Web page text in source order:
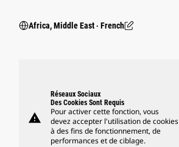
Africa, Middle East ‧ French
warning
Réseaux Sociaux
Des Cookies Sont Requis
Pour activer cette fonction, vous
devez accepter l'utilisation de cookies
à des fins de fonctionnement, de
performances et de ciblage.